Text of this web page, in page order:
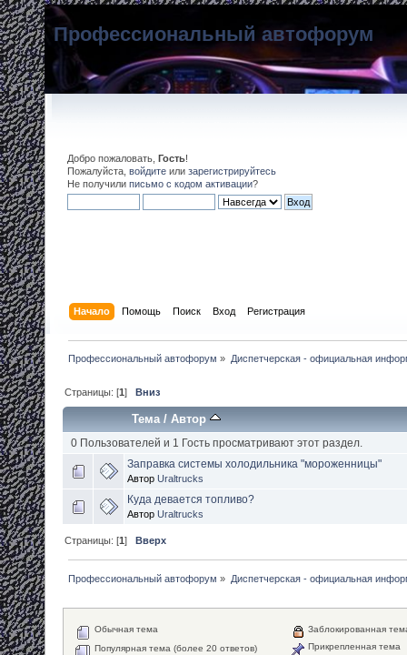
Профессиональный автофорум
Добро пожаловать, Гость!
Пожалуйста, войдите или зарегистрируйтесь
Не получили письмо с кодом активации?
Начало Помощь Поиск Вход Регистрация
Профессиональный автофорум » Диспетчерская - официальная
Страницы: [1]Вниз
Тема/Автор
0 Пользователей и 1 Гость просматривают этот раздел.
Заправка системы холодильника "мороженницы"
Автор Uraltrucks
Куда девается топливо?
Автор Uraltrucks
Страницы: [1]Вверх
Профессиональный автофорум » Диспетчерская - официальная
Обычная тема
Популярная тема (более 20 ответов)
Заблокированная
Прикрепленная тема